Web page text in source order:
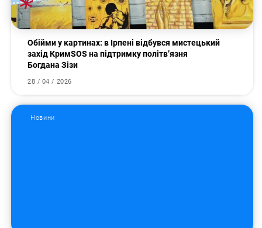
Обійми у картинах: в Ірпені відбувся мистецький
захід КримSOS на підтримку політв’язня
Богдана Зізи
28 / 04 / 2026
Новини